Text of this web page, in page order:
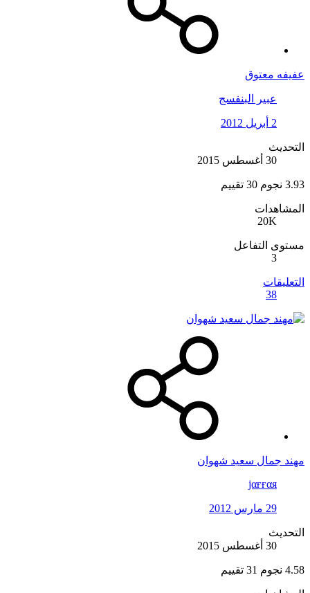
عفيفه معتوق
عبير البنفسج
2 أبريل 2012
التحديث
30 أغسطس 2015
3.93 نجوم 30 تقييم
المشاهدات
20K
مستوى التفاعل
3
التعليقات
38
مهند جمال سعيد شهوان
jαғғαя
29 مارس 2012
التحديث
30 أغسطس 2015
4.58 نجوم 31 تقييم